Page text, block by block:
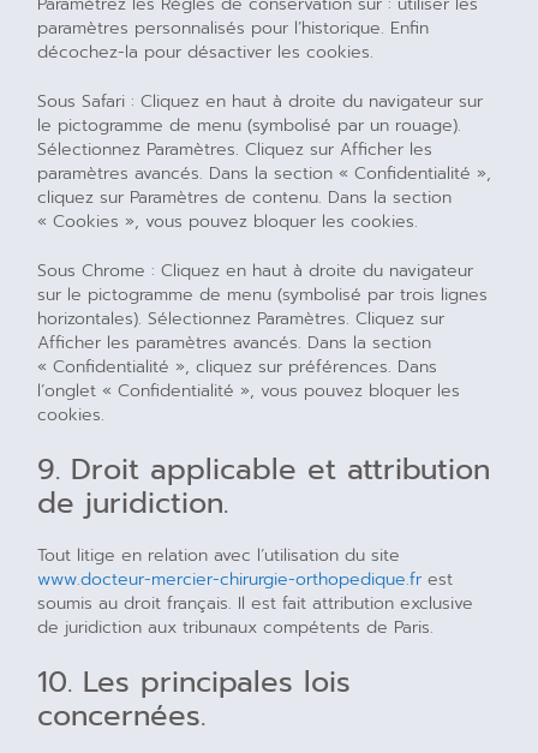
paramètres personnalisés pour l’historique. Enfin
décochez-la pour désactiver les cookies.
Sous Safari : Cliquez en haut à droite du navigateur sur
le pictogramme de menu (symbolisé par un rouage).
Sélectionnez Paramètres. Cliquez sur Afficher les
paramètres avancés. Dans la section « Confidentialité »,
cliquez sur Paramètres de contenu. Dans la section
« Cookies », vous pouvez bloquer les cookies.
Sous Chrome : Cliquez en haut à droite du navigateur
sur le pictogramme de menu (symbolisé par trois lignes
horizontales). Sélectionnez Paramètres. Cliquez sur
Afficher les paramètres avancés. Dans la section
« Confidentialité », cliquez sur préférences. Dans
l’onglet « Confidentialité », vous pouvez bloquer les
cookies.
9. Droit applicable et attribution
de juridiction.
Tout litige en relation avec l’utilisation du site
www.docteur-mercier-chirurgie-orthopedique.fr est
soumis au droit français. Il est fait attribution exclusive
de juridiction aux tribunaux compétents de Paris.
10. Les principales lois
concernées.